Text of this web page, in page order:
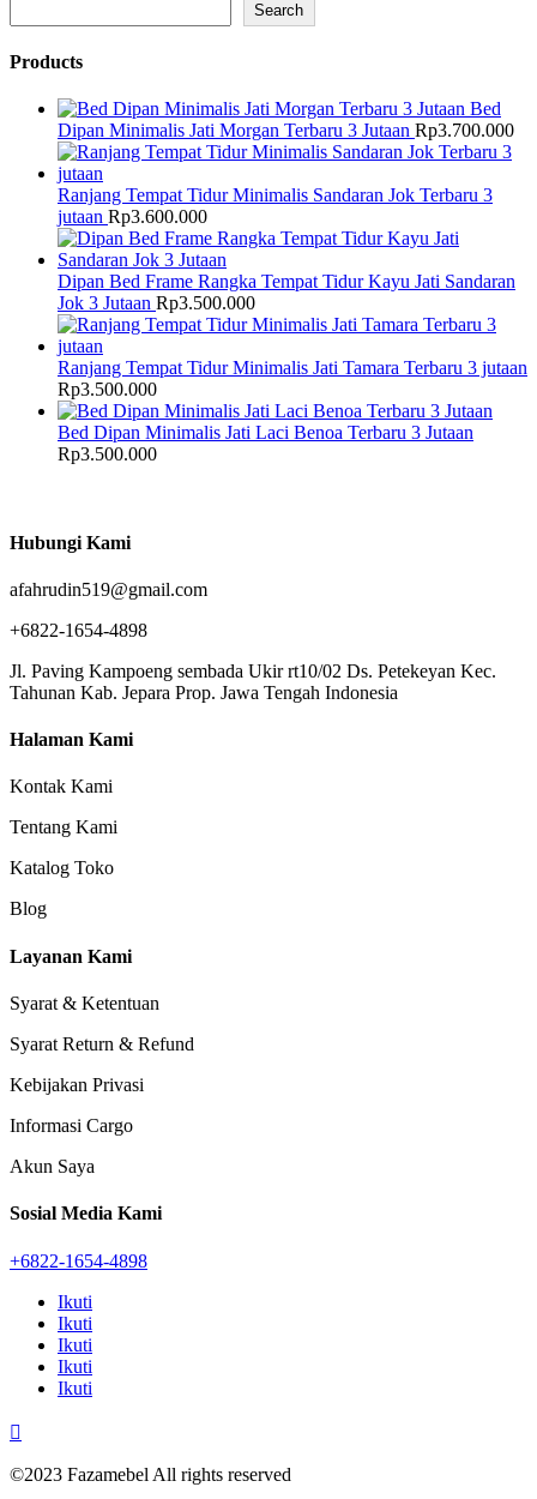
Search
Products
Bed
Dipan Minimalis Jati Morgan Terbaru 3 Jutaan Rp3.700.000
Ranjang Tempat Tidur Minimalis Sandaran Jok Terbaru 3
jutaan Rp3.600.000
Dipan Bed Frame Rangka Tempat Tidur Kayu Jati Sandaran
Jok 3 Jutaan Rp3.500.000
Ranjang Tempat Tidur Minimalis Jati Tamara Terbaru 3 jutaan
Rp3.500.000
Bed Dipan Minimalis Jati Laci Benoa Terbaru 3 Jutaan
Rp3.500.000
Hubungi Kami
afahrudin519@gmail.com
+6822-1654-4898
Jl. Paving Kampoeng sembada Ukir rt10/02 Ds. Petekeyan Kec.
Tahunan Kab. Jepara Prop. Jawa Tengah Indonesia
Halaman Kami
Kontak Kami
Tentang Kami
Katalog Toko
Blog
Layanan Kami
Syarat & Ketentuan
Syarat Return & Refund
Kebijakan Privasi
Informasi Cargo
Akun Saya
Sosial Media Kami
+6822-1654-4898
Ikuti
Ikuti
Ikuti
Ikuti
Ikuti

©2023 Fazamebel All rights reserved